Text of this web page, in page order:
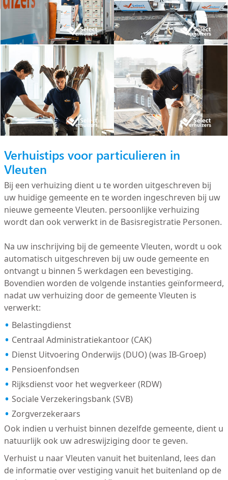
Verhuistips voor particulieren in
Vleuten
Bij een verhuizing dient u te worden uitgeschreven bij
uw huidige gemeente en te worden ingeschreven bij uw
nieuwe gemeente Vleuten. persoonlijke verhuizing
wordt dan ook verwerkt in de Basisregistratie Personen.
Na uw inschrijving bij de gemeente Vleuten, wordt u ook
automatisch uitgeschreven bij uw oude gemeente en
ontvangt u binnen 5 werkdagen een bevestiging.
Bovendien worden de volgende instanties geïnformeerd,
nadat uw verhuizing door de gemeente Vleuten is
verwerkt:
Belastingdienst
Centraal Administratiekantoor (CAK)
Dienst Uitvoering Onderwijs (DUO) (was IB-Groep)
Pensioenfondsen
Rijksdienst voor het wegverkeer (RDW)
Sociale Verzekeringsbank (SVB)
Zorgverzekeraars
Ook indien u verhuist binnen dezelfde gemeente, dient u
natuurlijk ook uw adreswijziging door te geven.
Verhuist u naar Vleuten vanuit het buitenland, lees dan
de informatie over vestiging vanuit het buitenland op de